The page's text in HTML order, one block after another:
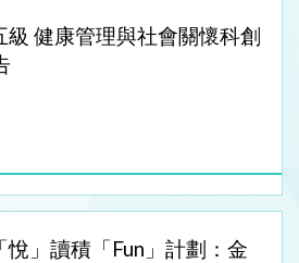
健康管理與社會關懷科創
」讀積「Fun」計劃：金